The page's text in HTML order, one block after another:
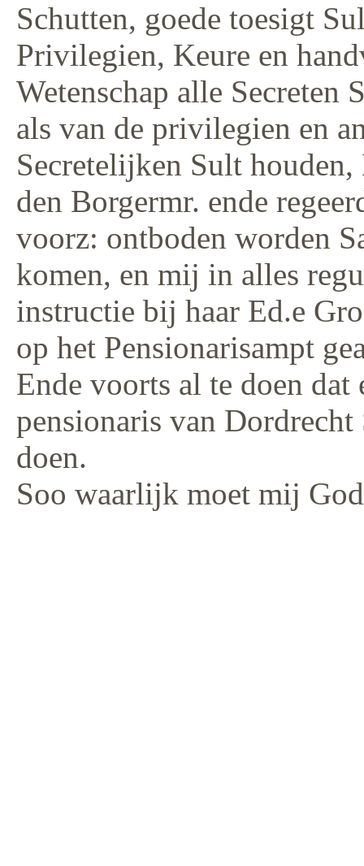
Schutten, goede toesigt
Privilegien, Keure en
Wetenschap alle Secreten
als van de privilegien en
Secretelijken Sult
den Borgermr. ende
voorz: ontboden worden
komen, en mij in alles
instructie bij haar Ed.e
op het Pensionarisampt
Ende voorts al te doen dat
pensionaris van
doen.
Soo waarlijk moet mij